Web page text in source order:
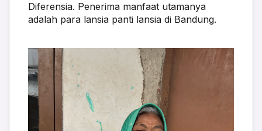
Diferensia. Penerima manfaat utamanya
adalah para lansia panti lansia di Bandung.